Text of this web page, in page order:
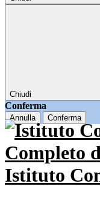
Chiudi
Conferma
Annulla Conferma
Istituto